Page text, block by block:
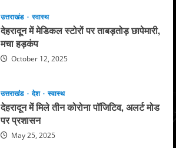
उत्तराखंड स्वास्थ
देहरादून में मेडिकल स्टोरों पर ताबड़तोड़ छापेमारी,
मचा हड़कंप
October 12, 2025
उत्तराखंड देश स्वास्थ
देहरादून में मिले तीन कोरोना पॉजिटिव, अलर्ट मोड
पर प्रशासन
May 25, 2025